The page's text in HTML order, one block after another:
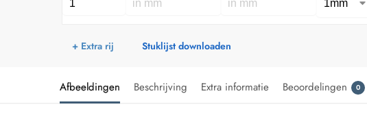
+ Extra rij Stuklijst downloaden
Afbeeldingen Beschrijving Extra informatie Beoordelingen 0